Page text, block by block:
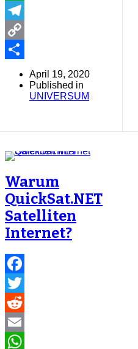
WhatsApp
Telegram
Copy
April 19, 2020
Published in
UNIVERSUM
Warum
QuickSat.NET
Satelliten
Internet?
Facebook
Twitter
Reddit
Email